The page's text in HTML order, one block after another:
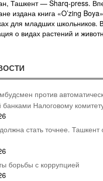
Ташкент — Sharq-press.
издана книга «O’zing
для младших школьников.
о видах растений и
против
банками Налоговому
стать точнее. Ташкент
борьбы с коррупцией